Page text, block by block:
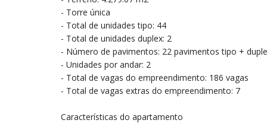
- Torre única
- Total de unidades tipo: 44
- Total de unidades duplex: 2
- Número de pavimentos: 22 pavimentos tipo +
- Unidades por andar: 2
- Total de vagas do empreendimento: 186 vagas
- Total de vagas extras do empreendimento: 7
Características do apartamento